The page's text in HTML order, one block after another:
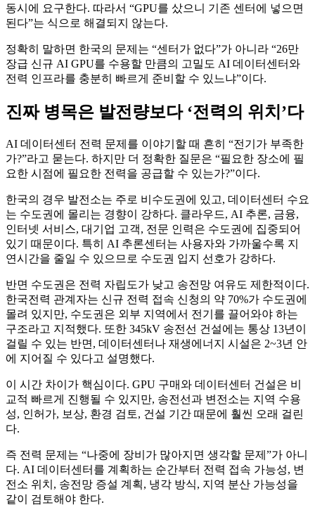
동시에 요구한다. 따라서 “GPU를 샀으니 기존 센터에 넣으면
된다”는 식으로 해결되지 않는다.
정확히 말하면 한국의 문제는 “센터가 없다”가 아니라 “26만
장급 신규 AI GPU를 수용할 만큼의 고밀도 AI 데이터센터와
전력 인프라를 충분히 빠르게 준비할 수 있느냐”이다.
진짜 병목은 발전량보다 ‘전력의 위치’다
AI 데이터센터 전력 문제를 이야기할 때 흔히 “전기가 부족한
가?”라고 묻는다. 하지만 더 정확한 질문은 “필요한 장소에 필
요한 시점에 필요한 전력을 공급할 수 있는가?”이다.
한국의 경우 발전소는 주로 비수도권에 있고, 데이터센터 수요
는 수도권에 몰리는 경향이 강하다. 클라우드, AI 추론, 금융,
인터넷 서비스, 대기업 고객, 전문 인력은 수도권에 집중되어
있기 때문이다. 특히 AI 추론센터는 사용자와 가까울수록 지
연시간을 줄일 수 있으므로 수도권 입지 선호가 강하다.
반면 수도권은 전력 자립도가 낮고 송전망 여유도 제한적이다.
한국전력 관계자는 신규 전력 접속 신청의 약 70%가 수도권에
몰려 있지만, 수도권은 외부 지역에서 전기를 끌어와야 하는
구조라고 지적했다. 또한 345kV 송전선 건설에는 통상 13년이
걸릴 수 있는 반면, 데이터센터나 재생에너지 시설은 2~3년 안
에 지어질 수 있다고 설명했다.
이 시간 차이가 핵심이다. GPU 구매와 데이터센터 건설은 비
교적 빠르게 진행될 수 있지만, 송전선과 변전소는 지역 수용
성, 인허가, 보상, 환경 검토, 건설 기간 때문에 훨씬 오래 걸린
다.
즉 전력 문제는 “나중에 장비가 많아지면 생각할 문제”가 아니
다. AI 데이터센터를 계획하는 순간부터 전력 접속 가능성, 변
전소 위치, 송전망 증설 계획, 냉각 방식, 지역 분산 가능성을
같이 검토해야 한다.